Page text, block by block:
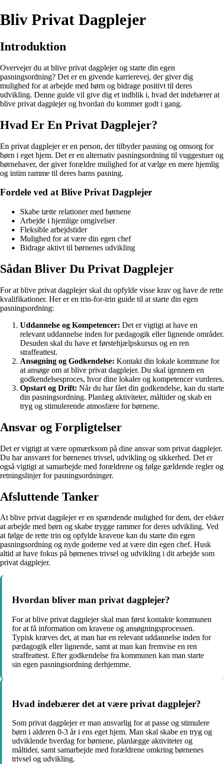
Bliv Privat Dagplejer
Introduktion
Overvejer du at blive privat dagplejer og starte din egen
pasningsordning? Det er en givende karrierevej, der giver dig
mulighed for at arbejde med børn og bidrage positivt til deres
udvikling. Denne guide vil give dig et indblik i, hvad det indebærer at
blive privat dagplejer og hvordan du kommer godt i gang.
Hvad Er En Privat Dagplejer?
En privat dagplejer er en person, der tilbyder pasning og omsorg for
børn i eget hjem. Det er en alternativ pasningsordning til vuggestuer og
børnehaver, der giver forældre mulighed for at vælge en mere hjemlig
og intim ramme til deres barns pasning.
Fordele ved at Blive Privat Dagplejer
Skabe tætte relationer med børnene
Arbejde i hjemlige omgivelser
Fleksible arbejdstider
Mulighed for at være din egen chef
Bidrage aktivt til børnenes udvikling
Sådan Bliver Du Privat Dagplejer
For at blive privat dagplejer skal du opfylde visse krav og have de rette
kvalifikationer. Her er en trin-for-trin guide til at starte din egen
pasningsordning:
Uddannelse og Kompetencer: Det er vigtigt at have en
relevant uddannelse inden for pædagogik eller lignende områder.
Desuden skal du have et førstehjælpskursus og en ren
straffeattest.
Ansøgning og Godkendelse: Kontakt din lokale kommune for
at ansøge om at blive privat dagplejer. Du skal igennem en
godkendelsesproces, hvor dine lokaler og kompetencer vurderes.
Opstart og Drift: Når du har fået din godkendelse, kan du starte
din pasningsordning. Planlæg aktiviteter, måltider og skab en
tryg og stimulerende atmosfære for børnene.
Ansvar og Forpligtelser
Det er vigtigt at være opmærksom på dine ansvar som privat dagplejer.
Du har ansvaret for børnenes trivsel, udvikling og sikkerhed. Det er
også vigtigt at samarbejde med forældrene og følge gældende regler og
retningslinjer for pasningsordninger.
Afsluttende Tanker
At blive privat dagplejer er en spændende mulighed for dem, der elsker
at arbejde med børn og skabe trygge rammer for deres udvikling. Ved
at følge de rette trin og opfylde kravene kan du starte din egen
pasningsordning og nyde goderne ved at være din egen chef. Husk
altid at have fokus på børnenes trivsel og udvikling i dit arbejde som
privat dagplejer.
Hvordan bliver man privat dagplejer?
For at blive privat dagplejer skal man først kontakte kommunen
for at få information om kravene og ansøgningsprocessen.
Typisk kræves det, at man har en relevant uddannelse inden for
pædagogik eller lignende, samt at man kan fremvise en ren
straffeattest. Efter godkendelse fra kommunen kan man starte
sin egen pasningsordning derhjemme.
Hvad indebærer det at være privat dagplejer?
Som privat dagplejer er man ansvarlig for at passe og stimulere
børn i alderen 0-3 år i ens eget hjem. Man skal skabe en tryg og
udviklende hverdag for børnene, planlægge aktiviteter og
måltider, samt samarbejde med forældrene omkring børnenes
trivsel og udvikling.